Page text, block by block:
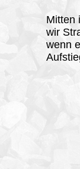
Mitten
wir
wenn